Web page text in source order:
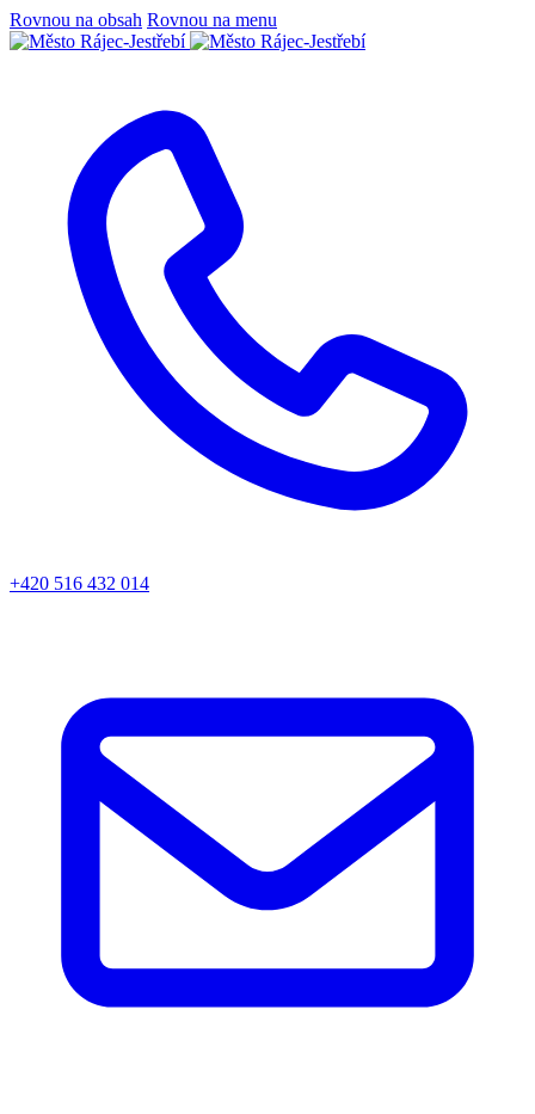
Rovnou na obsah Rovnou na menu
+420 516 432 014